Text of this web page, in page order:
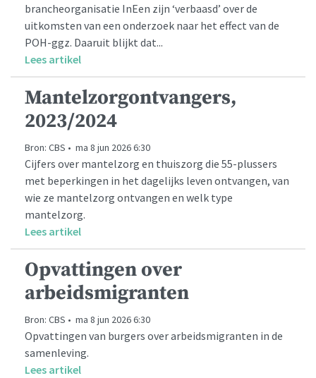
brancheorganisatie InEen zijn ‘verbaasd’ over de
uitkomsten van een onderzoek naar het effect van de
POH-ggz. Daaruit blijkt dat...
Lees artikel
Mantelzorgontvangers,
2023/2024
Bron: CBS • ma 8 jun 2026 6:30
Cijfers over mantelzorg en thuiszorg die 55-plussers
met beperkingen in het dagelijks leven ontvangen, van
wie ze mantelzorg ontvangen en welk type
mantelzorg.
Lees artikel
Opvattingen over
arbeidsmigranten
Bron: CBS • ma 8 jun 2026 6:30
Opvattingen van burgers over arbeidsmigranten in de
samenleving.
Lees artikel